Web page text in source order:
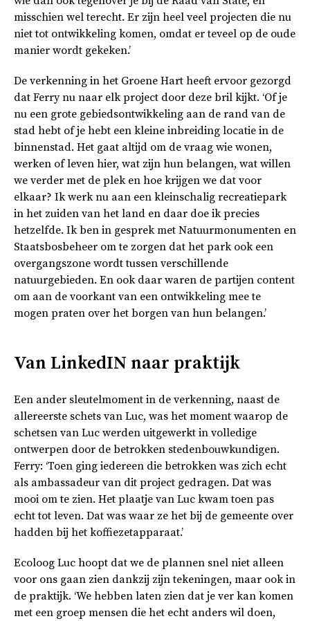
misschien wel terecht. Er zijn heel veel projecten die nu
niet tot ontwikkeling komen, omdat er teveel op de oude
manier wordt gekeken.’
De verkenning in het Groene Hart heeft ervoor gezorgd
dat Ferry nu naar elk project door deze bril kijkt. ‘Of je
nu een grote gebiedsontwikkeling aan de rand van de
stad hebt of je hebt een kleine inbreiding locatie in de
binnenstad. Het gaat altijd om de vraag wie wonen,
werken of leven hier, wat zijn hun belangen, wat willen
we verder met de plek en hoe krijgen we dat voor
elkaar? Ik werk nu aan een kleinschalig recreatiepark
in het zuiden van het land en daar doe ik precies
hetzelfde. Ik ben in gesprek met Natuurmonumenten en
Staatsbosbeheer om te zorgen dat het park ook een
overgangszone wordt tussen verschillende
natuurgebieden. En ook daar waren de partijen content
om aan de voorkant van een ontwikkeling mee te
mogen praten over het borgen van hun belangen.’
Van LinkedIN naar praktijk
Een ander sleutelmoment in de verkenning, naast de
allereerste schets van Luc, was het moment waarop de
schetsen van Luc werden uitgewerkt in volledige
ontwerpen door de betrokken stedenbouwkundigen.
Ferry: ‘Toen ging iedereen die betrokken was zich echt
als ambassadeur van dit project gedragen. Dat was
mooi om te zien. Het plaatje van Luc kwam toen pas
echt tot leven. Dat was waar ze het bij de gemeente over
hadden bij het koffiezetapparaat.’
Ecoloog Luc hoopt dat we de plannen snel niet alleen
voor ons gaan zien dankzij zijn tekeningen, maar ook in
de praktijk. ‘We hebben laten zien dat je ver kan komen
met een groep mensen die het echt anders wil doen,